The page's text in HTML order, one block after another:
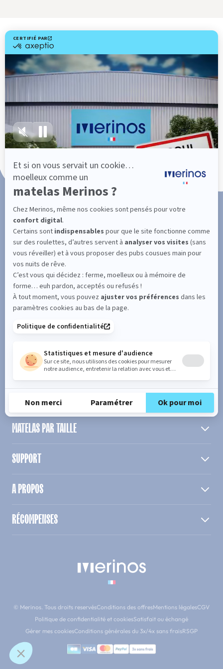
Livraison gratuite
Marque Française
101 nuits d'essai*
Paiement en 3x ou 4x sans frais
SUIVEZ L'ACTUALITÉ DE MERINOS !
Entrez votre adresse email
S'inscrire
En cochant cette case, vous confirmez avoir plus de 16 ans et
acceptez de recevoir notre Newsletter incluant des informations
concernant les offres, services, produits ou évènements de Bultex
conformément à
notre politique de protection des données personnelles.
PRODUIT
MATELAS PAR TAILLE
SUPPORT
A PROPOS
RÉCOMPENSES
© Merinos. Tous droits reservésConditions des offresMentions légalesCGV
Politique de confidentialité et cookiesSatisfait ou échangé
Gérer mes cookiesConditions générales du 3x/4x sans fraisRSGP